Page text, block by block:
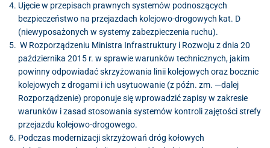
Ujęcie w przepisach prawnych systemów podnoszących
bezpieczeństwo na przejazdach kolejowo-drogowych kat. D
(niewyposażonych w systemy zabezpieczenia ruchu).
W Rozporządzeniu Ministra Infrastruktury i Rozwoju z dnia 20
października 2015 r. w sprawie warunków technicznych, jakim
powinny odpowiadać skrzyżowania linii kolejowych oraz bocznic
kolejowych z drogami i ich usytuowanie (z późn. zm. —dalej
Rozporządzenie) proponuje się wprowadzić zapisy w zakresie
warunków i zasad stosowania systemów kontroli zajętości strefy
przejazdu kolejowo-drogowego.
Podczas modernizacji skrzyżowań dróg kołowych